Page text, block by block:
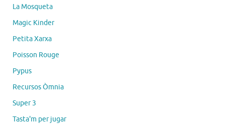
La Mosqueta
Magic Kinder
Petita Xarxa
Poisson Rouge
Pypus
Recursos Òmnia
Super 3
Tasta'm per jugar